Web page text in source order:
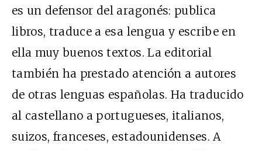
es un defensor del aragonés: publica
libros, traduce a esa lengua y escribe en
ella muy buenos textos. La editorial
también ha prestado atención a autores
de otras lenguas españolas. Ha traducido
al castellano a portugueses, italianos,
suizos, franceses, estadounidenses. A